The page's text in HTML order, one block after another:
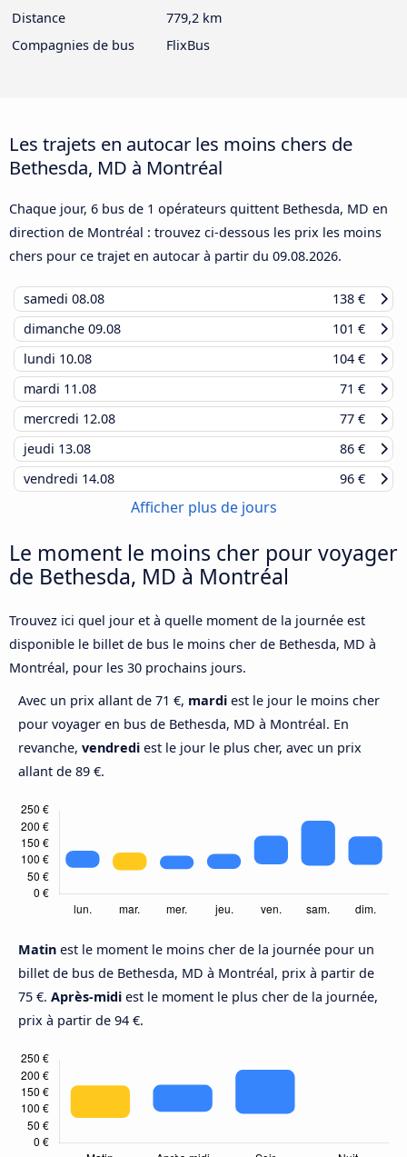
Distance
779,2 km
Compagnies de bus
FlixBus
Les trajets en autocar les moins chers de
Bethesda, MD à Montréal
Chaque jour, 6 bus de 1 opérateurs quittent Bethesda, MD en
direction de Montréal : trouvez ci-dessous les prix les moins
chers pour ce trajet en autocar à partir du 09.08.2026.
samedi 08.08
138 €
dimanche 09.08
101 €
lundi 10.08
104 €
mardi 11.08
71 €
mercredi 12.08
77 €
jeudi 13.08
86 €
vendredi 14.08 96 €
Afficher plus de jours
Le moment le moins cher pour voyager
de Bethesda, MD à Montréal
Trouvez ici quel jour et à quelle moment de la journée est
disponible le billet de bus le moins cher de Bethesda, MD à
Montréal, pour les 30 prochains jours.
Avec un prix allant de 71 €, mardi est le jour le moins cher
pour voyager en bus de Bethesda, MD à Montréal. En
revanche, vendredi est le jour le plus cher, avec un prix
allant de 89 €.
Matin est le moment le moins cher de la journée pour un
billet de bus de Bethesda, MD à Montréal, prix à partir de
75 €. Après-midi est le moment le plus cher de la journée,
prix à partir de 94 €.